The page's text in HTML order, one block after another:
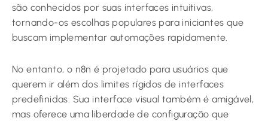
são conhecidos por suas interfaces intuitivas,
tornando-os escolhas populares para iniciantes que
buscam implementar automações rapidamente.
No entanto, o n8n é projetado para usuários que
querem ir além dos limites rígidos de interfaces
predefinidas. Sua interface visual também é amigável,
mas oferece uma liberdade de configuração que